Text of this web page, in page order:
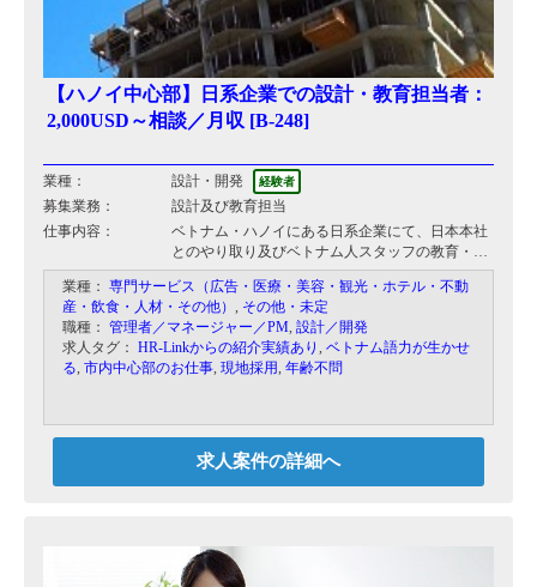
【ハノイ中心部】日系企業での設計・教育担当者：
2,000USD～相談／月収 [B-248]
業種： 設計・開発 経験者
募集業務：
設計及び教育担当
仕事内容：
ベトナム・ハノイにある日系企業にて、日本本社
とのやり取り及びベトナム人スタッフの教育・管
理、その他CADを使用した業務に従事していただ
きます。
また、適正によってはパンフレットの作成などに
も携わっていただきます。
業種： 専門サービス（広告・医療・美容・観光・ホテル・不動
産・飲食・人材・その他） , その他・未定
職種： 管理者／マネージャー／PM, 設計／開発
求人タグ： HR-Linkからの紹介実績あり , ベトナム語力が生かせ
る, 市内中心部のお仕事, 現地採用, 年齢不問
求人案件の詳細へ